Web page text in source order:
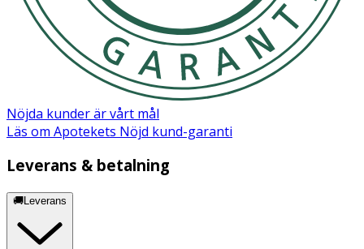
Nöjda kunder är vårt mål
Läs om Apotekets Nöjd kund-garanti
Leverans & betalning
🚚Leverans